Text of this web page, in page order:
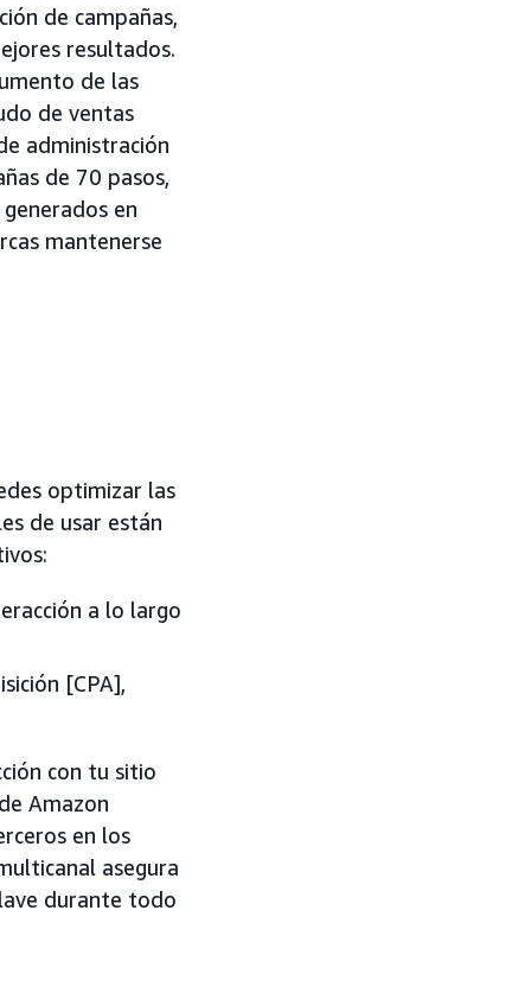
de campañas,
resultados.
de las
de ventas
administración
de 70 pasos,
en
mantenerse
optimizar las
de usar están
a lo largo
[CPA],
con tu sitio
Amazon
en los
asegura
durante todo